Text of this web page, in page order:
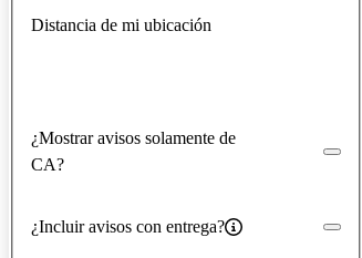
Distancia de mi ubicación
¿Mostrar avisos solamente de
CA?
¿Incluir avisos con entrega?